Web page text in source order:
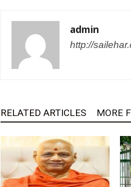
admin
http://
RELATED ARTICLES MORE